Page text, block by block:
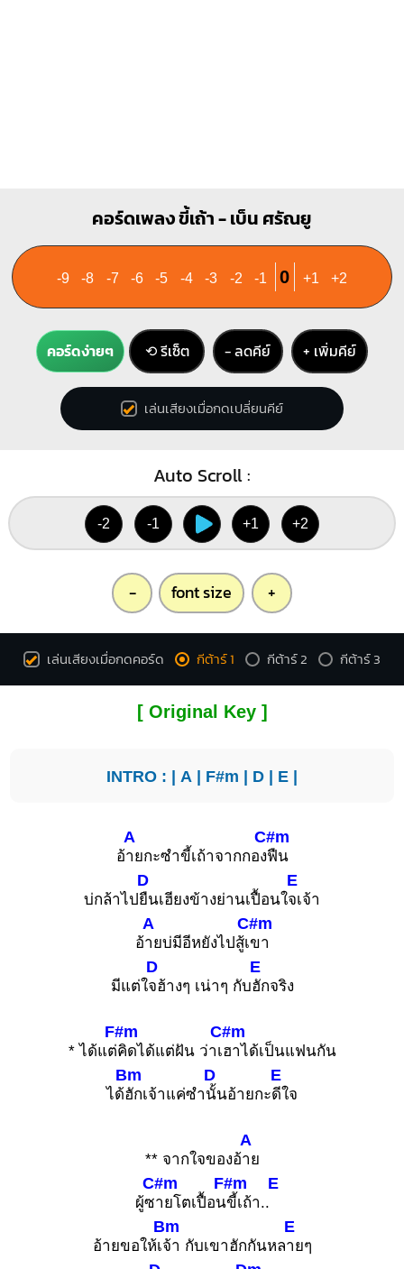
คอร์ดเพลง ขี้เถ้า - เบ็น ศรัณยู
-9 -8 -7 -6 -5 -4 -3 -2 -1 0 +1 +2
คอร์ดง่ายๆ ⟲ รีเซ็ต − ลดคีย์ + เพิ่มคีย์
เล่นเสียงเมื่อกดเปลี่ยนคีย์
Auto Scroll :
-2 -1 +1 +2
- font size +
เล่นเสียงเมื่อกดคอร์ด กีต้าร์ 1 กีต้าร์ 2 กีต้าร์ 3
[ Original Key ]
INTRO : | A | F#m | D | E |
อ้
A
ายกะซำขี้เถ้าจากกอง
C#m
ฟืน
บ่กล้าไป
D
ยืนเฮียงข้างย่านเปื้อนใ
E
จเจ้า
อ้
A
ายบ่มีอีหยังไปสู้เ
C#m
ขา
มีแต่ใ
D
จฮ้างๆ เน่าๆ กับ
E
ฮักจริง
* ได้แต่
F#m
คิดได้แต่ฝัน ว่าเ
C#m
ฮาได้เป็นแฟนกัน
ได้
Bm
ฮักเจ้าแค่ซำ
D
นั้นอ้ายกะ
E
ดีใจ
** จากใจของอ้
A
าย
ผู้ซ
C#m
ายโตเปื้อน
F#m
ขี้เถ้า..
E
อ้ายขอให้เ
Bm
จ้า กับเขาฮักกันหล
E
ายๆ